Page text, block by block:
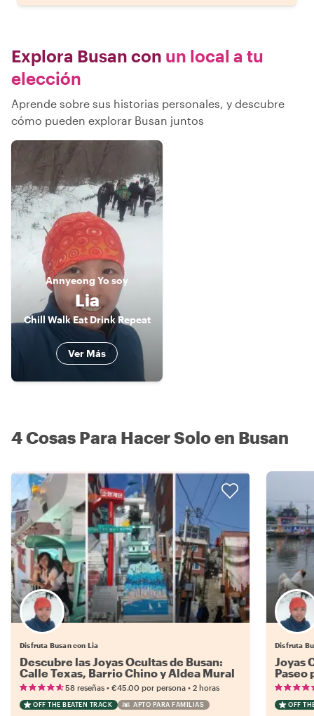
Explora Busan con un local a tu
elección
Aprende sobre sus historias personales, y descubre
cómo pueden explorar Busan juntos
Annyeong Yo soy
Lia
Chill Walk Eat Drink Repeat
Ver Más
4 Cosas Para Hacer Solo en Busan
Disfruta Busan con Lia
Descubre las Joyas Ocultas de Busan:
Calle Texas, Barrio Chino y Aldea Mural
de Dakbatgol
58 reseñas • €45.00 por persona • 2 horas
OFF THE BEATEN TRACK APTO PARA FAMILIAS
Disfruta
Joyas
Paseo
la
OFF